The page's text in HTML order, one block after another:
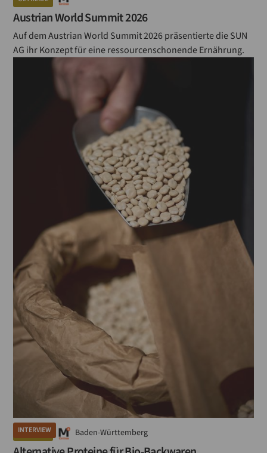
Austrian World Summit 2026
Auf dem Austrian World Summit 2026 präsentierte die SUN
AG ihr Konzept für eine ressourcenschonende Ernährung.
INTERVIEW
GETREIDE Baden-Württemberg